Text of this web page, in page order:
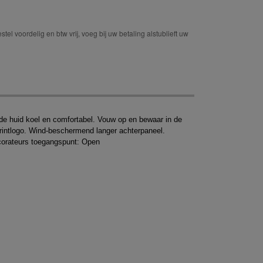
voordelig en btw vrij, voeg bij uw betaling alstublieft uw
huid koel en comfortabel. Vouw op en bewaar in de
Wind-beschermend langer achterpaneel.
toegangspunt: Open